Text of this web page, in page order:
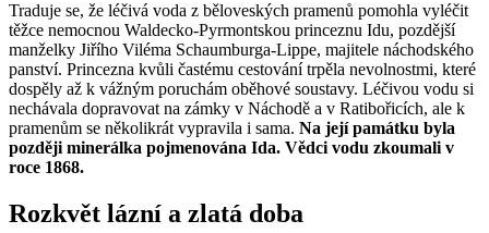
Traduje se, že léčivá voda z běloveských pramenů pomohla vyléčit
těžce nemocnou Waldecko-Pyrmontskou princeznu Idu, pozdější
manželky Jiřího Viléma Schaumburga-Lippe, majitele náchodského
panství. Princezna kvůli častému cestování trpěla nevolnostmi, které
dospěly až k vážným poruchám oběhové soustavy. Léčivou vodu si
nechávala dopravovat na zámky v Náchodě a v Ratibořicích, ale k
pramenům se několikrát vypravila i sama. Na její památku byla
později minerálka pojmenována Ida. Vědci vodu zkoumali v
roce 1868.
Rozkvět lázní a zlatá doba